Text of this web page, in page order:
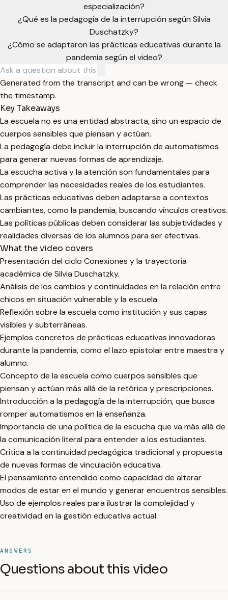
especialización?
¿Qué es la pedagogía de la interrupción según Silvia
Duschatzky?
¿Cómo se adaptaron las prácticas educativas durante la
pandemia según el video?
Generated from the transcript and can be wrong — check
the timestamp.
Key Takeaways
La escuela no es una entidad abstracta, sino un espacio de
cuerpos sensibles que piensan y actúan.
La pedagogía debe incluir la interrupción de automatismos
para generar nuevas formas de aprendizaje.
La escucha activa y la atención son fundamentales para
comprender las necesidades reales de los estudiantes.
Las prácticas educativas deben adaptarse a contextos
cambiantes, como la pandemia, buscando vínculos creativos.
Las políticas públicas deben considerar las subjetividades y
realidades diversas de los alumnos para ser efectivas.
What the video covers
Presentación del ciclo Conexiones y la trayectoria
académica de Silvia Duschatzky.
Análisis de los cambios y continuidades en la relación entre
chicos en situación vulnerable y la escuela.
Reflexión sobre la escuela como institución y sus capas
visibles y subterráneas.
Ejemplos concretos de prácticas educativas innovadoras
durante la pandemia, como el lazo epistolar entre maestra y
alumno.
Concepto de la escuela como cuerpos sensibles que
piensan y actúan más allá de la retórica y prescripciones.
Introducción a la pedagogía de la interrupción, que busca
romper automatismos en la enseñanza.
Importancia de una política de la escucha que va más allá de
la comunicación literal para entender a los estudiantes.
Crítica a la continuidad pedagógica tradicional y propuesta
de nuevas formas de vinculación educativa.
El pensamiento entendido como capacidad de alterar
modos de estar en el mundo y generar encuentros sensibles.
Uso de ejemplos reales para ilustrar la complejidad y
creatividad en la gestión educativa actual.
ANSWERS
Questions about this video